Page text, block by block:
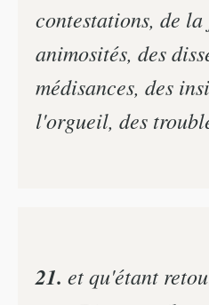
contestations, de
animosités, des
médisances, des
l'orgueil, des
21. et qu'étant